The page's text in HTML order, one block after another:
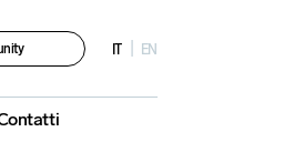
IT EN